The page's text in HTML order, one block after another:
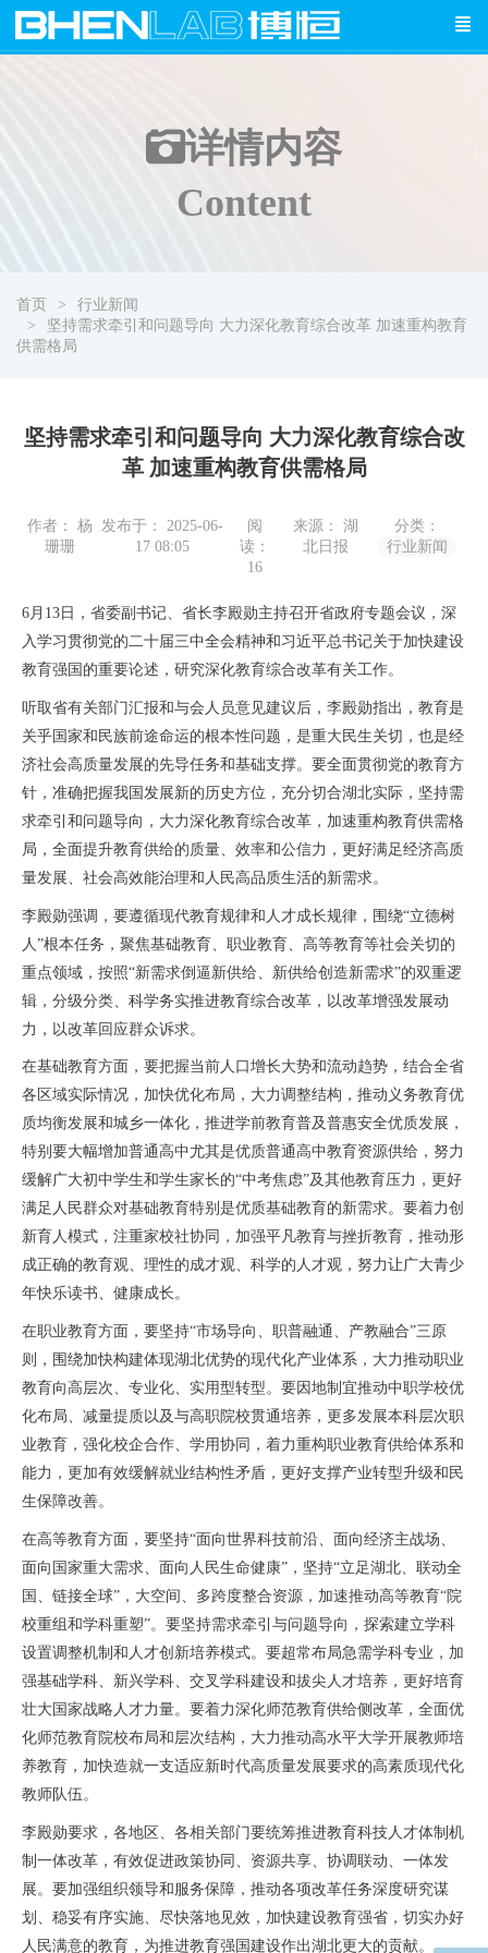
详情内容
Content
首页
行业新闻
坚持需求牵引和问题导向 大力深化教育综合改革 加速重构教育
供需格局
坚持需求牵引和问题导向 大力深化教育综合改
革 加速重构教育供需格局
作者： 杨
珊珊
发布于： 2025-06-
17 08:05
阅
读：
16
来源： 湖
北日报
分类：
行业新闻
6月13日，省委副书记、省长李殿勋主持召开省政府专题会议，深
入学习贯彻党的二十届三中全会精神和习近平总书记关于加快建设
教育强国的重要论述，研究深化教育综合改革有关工作。
听取省有关部门汇报和与会人员意见建议后，李殿勋指出，教育是
关乎国家和民族前途命运的根本性问题，是重大民生关切，也是经
济社会高质量发展的先导任务和基础支撑。要全面贯彻党的教育方
针，准确把握我国发展新的历史方位，充分切合湖北实际，坚持需
求牵引和问题导向，大力深化教育综合改革，加速重构教育供需格
局，全面提升教育供给的质量、效率和公信力，更好满足经济高质
量发展、社会高效能治理和人民高品质生活的新需求。
李殿勋强调，要遵循现代教育规律和人才成长规律，围绕“立德树
人”根本任务，聚焦基础教育、职业教育、高等教育等社会关切的
重点领域，按照“新需求倒逼新供给、新供给创造新需求”的双重逻
辑，分级分类、科学务实推进教育综合改革，以改革增强发展动
力，以改革回应群众诉求。
在基础教育方面，要把握当前人口增长大势和流动趋势，结合全省
各区域实际情况，加快优化布局，大力调整结构，推动义务教育优
质均衡发展和城乡一体化，推进学前教育普及普惠安全优质发展，
特别要大幅增加普通高中尤其是优质普通高中教育资源供给，努力
缓解广大初中学生和学生家长的“中考焦虑”及其他教育压力，更好
满足人民群众对基础教育特别是优质基础教育的新需求。要着力创
新育人模式，注重家校社协同，加强平凡教育与挫折教育，推动形
成正确的教育观、理性的成才观、科学的人才观，努力让广大青少
年快乐读书、健康成长。
在职业教育方面，要坚持“市场导向、职普融通、产教融合”三原
则，围绕加快构建体现湖北优势的现代化产业体系，大力推动职业
教育向高层次、专业化、实用型转型。要因地制宜推动中职学校优
化布局、减量提质以及与高职院校贯通培养，更多发展本科层次职
业教育，强化校企合作、学用协同，着力重构职业教育供给体系和
能力，更加有效缓解就业结构性矛盾，更好支撑产业转型升级和民
生保障改善。
在高等教育方面，要坚持“面向世界科技前沿、面向经济主战场、
面向国家重大需求、面向人民生命健康”，坚持“立足湖北、联动全
国、链接全球”，大空间、多跨度整合资源，加速推动高等教育“院
校重组和学科重塑”。要坚持需求牵引与问题导向，探索建立学科
设置调整机制和人才创新培养模式。要超常布局急需学科专业，加
强基础学科、新兴学科、交叉学科建设和拔尖人才培养，更好培育
壮大国家战略人才力量。要着力深化师范教育供给侧改革，全面优
化师范教育院校布局和层次结构，大力推动高水平大学开展教师培
养教育，加快造就一支适应新时代高质量发展要求的高素质现代化
教师队伍。
李殿勋要求，各地区、各相关部门要统筹推进教育科技人才体制机
制一体改革，有效促进政策协同、资源共享、协调联动、一体发
展。要加强组织领导和服务保障，推动各项改革任务深度研究谋
划、稳妥有序实施、尽快落地见效，加快建设教育强省，切实办好
人民满意的教育，为推进教育强国建设作出湖北更大的贡献。